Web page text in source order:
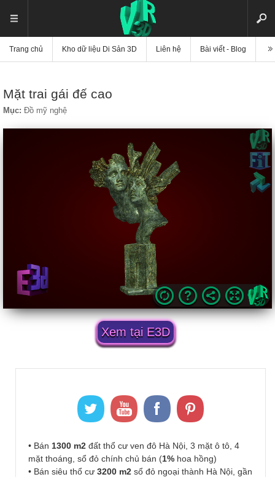
Trang chủ Kho dữ liệu Di Sản 3D Liên hệ Bài viết - Blog
Mặt trai gái đế cao
Mục: Đồ mỹ nghệ
Xem tại E3D
• Bán 1300 m2 đất thổ cư ven đô Hà Nội, 3 mặt ô tô, 4
mặt thoáng, sổ đỏ chính chủ bán (1% hoa hồng)
• Bán siêu thổ cư 3200 m2 sổ đỏ ngoại thành Hà Nội, gần